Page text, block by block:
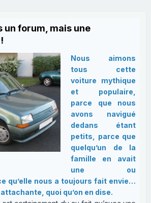
un forum, mais une
Nous aimons
tous cette
voiture mythique
et populaire,
parce que nous
avons navigué
dedans étant
petits, parce que
quelqu’un de la
famille en avait
une ou
qu’elle nous a toujours fait envie…
quoi qu’on en dise.